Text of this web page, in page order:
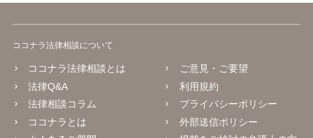
ココナラ法律相談について
ココナラ法律相談とは
法律Q&A
法律相談コラム
ココナラとは
ご意見・ご要望
利用規約
プライバシーポリシー
外部送信ポリシー